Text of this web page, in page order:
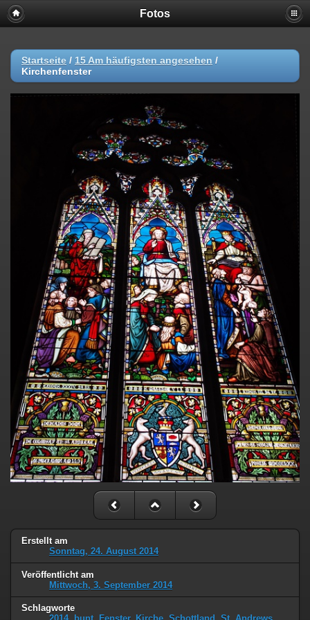
Fotos
Startseite / 15 Am häufigsten angesehen /
Kirchenfenster
Erstellt am
Sonntag, 24. August 2014
Veröffentlicht am
Mittwoch, 3. September 2014
Schlagworte